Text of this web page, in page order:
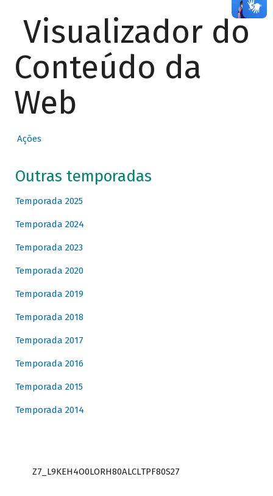
Visualizador do
Conteúdo da
Web
Ações
Outras temporadas
Temporada 2025
Temporada 2024
Temporada 2023
Temporada 2020
Temporada 2019
Temporada 2018
Temporada 2017
Temporada 2016
Temporada 2015
Temporada 2014
Z7_L9KEH4O0LORH80ALCLTPF80S27